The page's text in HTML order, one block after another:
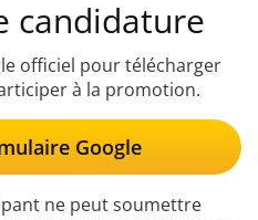
candidature
officiel pour télécharger
à la promotion.
Google
ne peut soumettre